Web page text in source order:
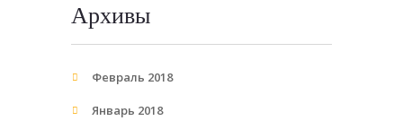
Архивы
Февраль 2018
Январь 2018